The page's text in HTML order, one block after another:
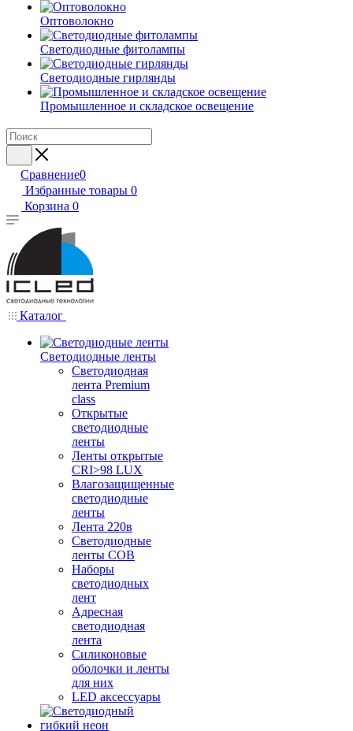
Оптоволокно
Светодиодные фитолампы
Светодиодные гирлянды
Промышленное и складское освещение
Сравнение0
Избранные товары 0
Корзина 0
Каталог
Светодиодные ленты
Светодиодная
лента Premium
class
Открытые
светодиодные
ленты
Ленты открытые
CRI>98 LUX
Влагозащищенные
светодиодные
ленты
Лента 220в
Светодиодные
ленты COB
Наборы
светодиодных
лент
Адресная
светодиодная
лента
Силиконовые
оболочки и ленты
для них
LED аксессуары